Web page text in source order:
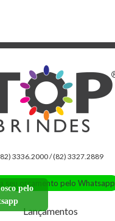
3336.2000 / (82) 3327.2889
seu orçamento pelo Whatsapp
Lançamentos
pelo